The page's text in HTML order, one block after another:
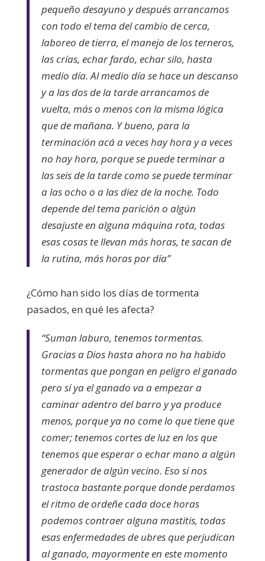
pequeño desayuno y después arrancamos
con todo el tema del cambio de cerca,
laboreo de tierra, el manejo de los terneros,
las crías, echar fardo, echar silo, hasta
medio día. Al medio día se hace un descanso
y a las dos de la tarde arrancamos de
vuelta, más o menos con la misma lógica
que de mañana. Y bueno, para la
terminación acá a veces hay hora y a veces
no hay hora, porque se puede terminar a
las seis de la tarde como se puede terminar
a las ocho o a las diez de la noche. Todo
depende del tema parición o algún
desajuste en alguna máquina rota, todas
esas cosas te llevan más horas, te sacan de
la rutina, más horas por día”
¿Cómo han sido los días de tormenta
pasados, en qué les afecta?
“Suman laburo, tenemos tormentas.
Gracias a Dios hasta ahora no ha habido
tormentas que pongan en peligro el ganado
pero sí ya el ganado va a empezar a
caminar adentro del barro y ya produce
menos, porque ya no come lo que tiene que
comer; tenemos cortes de luz en los que
tenemos que esperar o echar mano a algún
generador de algún vecino. Eso sí nos
trastoca bastante porque donde perdamos
el ritmo de ordeñe cada doce horas
podemos contraer alguna mastitis, todas
esas enfermedades de ubres que perjudican
al ganado, mayormente en este momento